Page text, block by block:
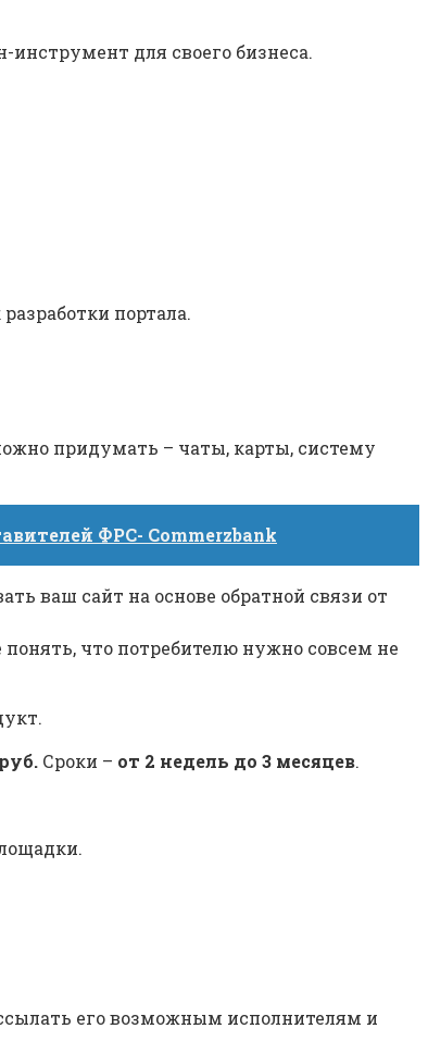
для своего бизнеса.
портала.
придумать – чаты, карты, систему
ФРС- Commerzbank
ваш сайт на основе обратной связи от
что потребителю нужно совсем не
Сроки – от 2 недель до 3 месяцев.
его возможным исполнителям и